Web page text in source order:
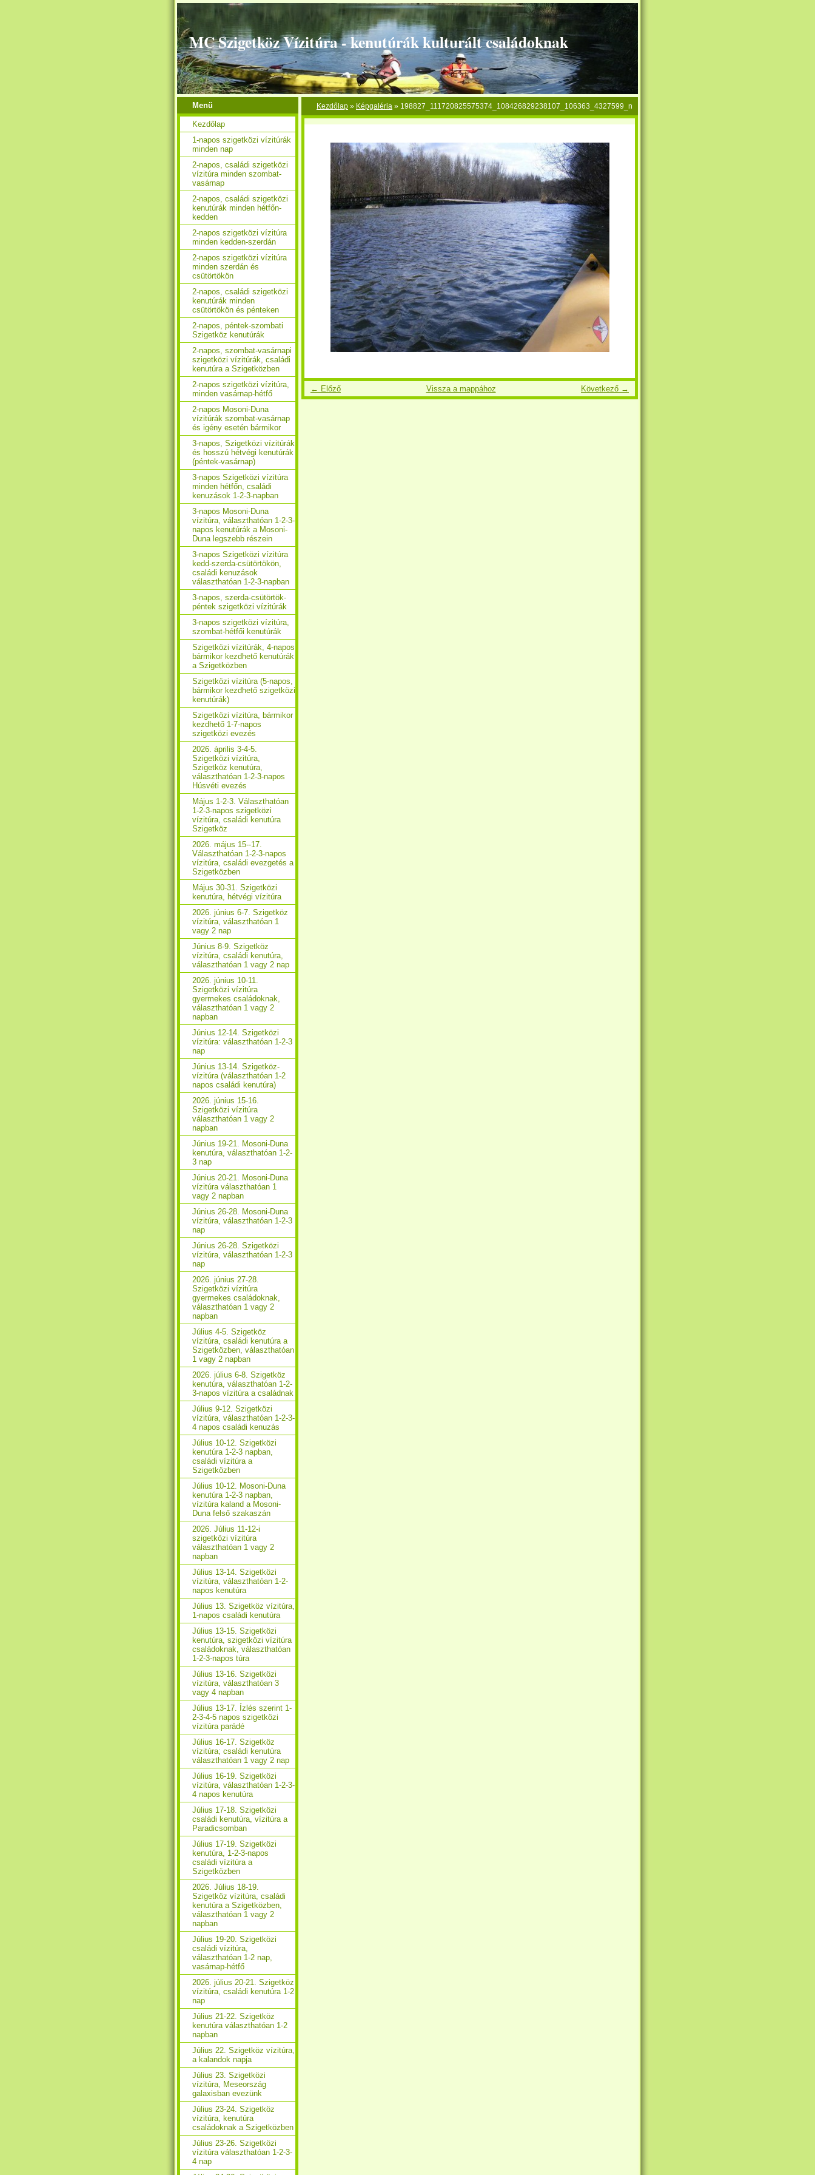
MC Szigetköz Vízitúra - kenutúrák kulturált családoknak
Kezdőlap » Képgaléria » 198827_111720825575374_108426829238107_106363_4327599_n
← Előző Következő →
Vissza a mappához
Menü
Kezdőlap
1-napos szigetközi vízitúrák
minden nap
2-napos, családi szigetközi
vízitúra minden szombat-
vasárnap
2-napos, családi szigetközi
kenutúrák minden hétfőn-
kedden
2-napos szigetközi vízitúra
minden kedden-szerdán
2-napos szigetközi vízitúra
minden szerdán és
csütörtökön
2-napos, családi szigetközi
kenutúrák minden
csütörtökön és pénteken
2-napos, péntek-szombati
Szigetköz kenutúrák
2-napos, szombat-vasárnapi
szigetközi vízitúrák, családi
kenutúra a Szigetközben
2-napos szigetközi vízitúra,
minden vasárnap-hétfő
2-napos Mosoni-Duna
vízitúrák szombat-vasárnap
és igény esetén bármikor
3-napos, Szigetközi vízitúrák
és hosszú hétvégi kenutúrák
(péntek-vasárnap)
3-napos Szigetközi vízitúra
minden hétfőn, családi
kenuzások 1-2-3-napban
3-napos Mosoni-Duna
vízitúra, választhatóan 1-2-3-
napos kenutúrák a Mosoni-
Duna legszebb részein
3-napos Szigetközi vízitúra
kedd-szerda-csütörtökön,
családi kenuzások
választhatóan 1-2-3-napban
3-napos, szerda-csütörtök-
péntek szigetközi vízitúrák
3-napos szigetközi vízitúra,
szombat-hétfői kenutúrák
Szigetközi vízitúrák, 4-napos
bármikor kezdhető kenutúrák
a Szigetközben
Szigetközi vízitúra (5-napos,
bármikor kezdhető szigetközi
kenutúrák)
Szigetközi vízitúra, bármikor
kezdhető 1-7-napos
szigetközi evezés
2026. április 3-4-5.
Szigetközi vízitúra,
Szigetköz kenutúra,
választhatóan 1-2-3-napos
Húsvéti evezés
Május 1-2-3. Választhatóan
1-2-3-napos szigetközi
vízitúra, családi kenutúra
Szigetköz
2026. május 15--17.
Választhatóan 1-2-3-napos
vízitúra, családi evezgetés a
Szigetközben
Május 30-31. Szigetközi
kenutúra, hétvégi vízitúra
2026. június 6-7. Szigetköz
vízitúra, választhatóan 1
vagy 2 nap
Június 8-9. Szigetköz
vízitúra, családi kenutúra,
választhatóan 1 vagy 2 nap
2026. június 10-11.
Szigetközi vízitúra
gyermekes családoknak,
választhatóan 1 vagy 2
napban
Június 12-14. Szigetközi
vízitúra: választhatóan 1-2-3
nap
Június 13-14. Szigetköz-
vízitúra (választhatóan 1-2
napos családi kenutúra)
2026. június 15-16.
Szigetközi vízitúra
választhatóan 1 vagy 2
napban
Június 19-21. Mosoni-Duna
kenutúra, választhatóan 1-2-
3 nap
Június 20-21. Mosoni-Duna
vízitúra választhatóan 1
vagy 2 napban
Június 26-28. Mosoni-Duna
vízitúra, választhatóan 1-2-3
nap
Június 26-28. Szigetközi
vízitúra, választhatóan 1-2-3
nap
2026. június 27-28.
Szigetközi vízitúra
gyermekes családoknak,
választhatóan 1 vagy 2
napban
Július 4-5. Szigetköz
vízitúra, családi kenutúra a
Szigetközben, választhatóan
1 vagy 2 napban
2026. július 6-8. Szigetköz
kenutúra, választhatóan 1-2-
3-napos vízitúra a családnak
Július 9-12. Szigetközi
vízitúra, választhatóan 1-2-3-
4 napos családi kenuzás
Július 10-12. Szigetközi
kenutúra 1-2-3 napban,
családi vízitúra a
Szigetközben
Július 10-12. Mosoni-Duna
kenutúra 1-2-3 napban,
vízitúra kaland a Mosoni-
Duna felső szakaszán
2026. Július 11-12-i
szigetközi vízitúra
választhatóan 1 vagy 2
napban
Július 13-14. Szigetközi
vízitúra, választhatóan 1-2-
napos kenutúra
Július 13. Szigetköz vízitúra,
1-napos családi kenutúra
Július 13-15. Szigetközi
kenutúra, szigetközi vízitúra
családoknak, választhatóan
1-2-3-napos túra
Július 13-16. Szigetközi
vízitúra, választhatóan 3
vagy 4 napban
Július 13-17. Ízlés szerint 1-
2-3-4-5 napos szigetközi
vízitúra parádé
Július 16-17. Szigetköz
vízitúra; családi kenutúra
választhatóan 1 vagy 2 nap
Július 16-19. Szigetközi
vízitúra, választhatóan 1-2-3-
4 napos kenutúra
Július 17-18. Szigetközi
családi kenutúra, vízitúra a
Paradicsomban
Július 17-19. Szigetközi
kenutúra, 1-2-3-napos
családi vízitúra a
Szigetközben
2026. Július 18-19.
Szigetköz vízitúra, családi
kenutúra a Szigetközben,
választhatóan 1 vagy 2
napban
Július 19-20. Szigetközi
családi vízitúra,
választhatóan 1-2 nap,
vasárnap-hétfő
2026. július 20-21. Szigetköz
vízitúra, családi kenutúra 1-2
nap
Július 21-22. Szigetköz
kenutúra választhatóan 1-2
napban
Július 22. Szigetköz vízitúra,
a kalandok napja
Július 23. Szigetközi
vízitúra, Meseország
galaxisban evezünk
Július 23-24. Szigetköz
vízitúra, kenutúra
családoknak a Szigetközben
Július 23-26. Szigetközi
vízitúra választhatóan 1-2-3-
4 nap